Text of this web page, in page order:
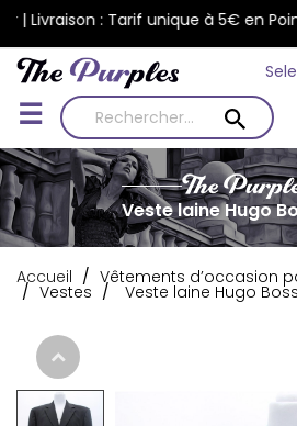
| Livraison : Tarif unique à
Basculer
la
navigation
☰
Veste laine Hugo
Accueil Vêtements d’occasion
Vestes Veste laine Hugo